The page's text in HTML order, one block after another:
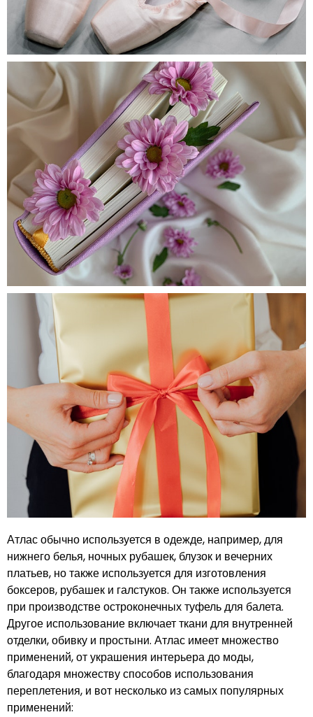
Атлас обычно используется в одежде, например, для
нижнего белья, ночных рубашек, блузок и вечерних
платьев, но также используется для изготовления
боксеров, рубашек и галстуков. Он также используется
при производстве остроконечных туфель для балета.
Другое использование включает ткани для внутренней
отделки, обивку и простыни. Атлас имеет множество
применений, от украшения интерьера до моды,
благодаря множеству способов использования
переплетения, и вот несколько из самых популярных
применений: